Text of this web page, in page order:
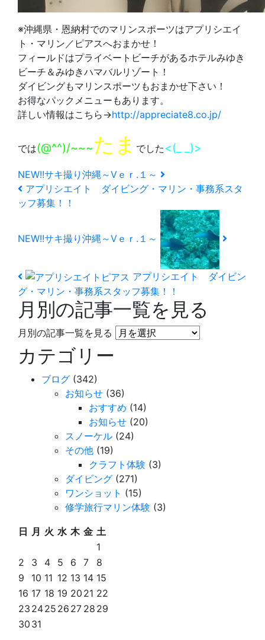
※沖縄県・恩納村でのマリンスポーツはアプリシエイ
ト・マリン／ピアスへおまかせ！
フィールドはプライベートビーチがあるホテルみゆき
ビーチ＆みゆきハマバルリゾート！
ダイビングもマリンスポーツもおまかせ下さい！
お得なパックメニューもあります。
詳しい情報はこちら→http://appreciate8.co.jp/
では(@^^)/~~~たま でした <(_ _)>
NEW!!サキ撮り沖縄～Vｅｒ.１～
アプリシエイト ダイビング・マリン・事務系スタ
ッフ募集！！
NEW!!サキ撮り沖縄～Vｅｒ.１～
アプリシエイト ダイビン
グ・マリン・事務系スタッフ募集！！
月別の記事一覧を見る
月別の記事一覧を見る
カテゴリー
ブログ (342)
お知らせ (36)
おすすめ (14)
お知らせ (20)
スノーケル (24)
その他 (19)
クラフト体験 (3)
ダイビング (271)
ワンショット (15)
修学旅行マリン体験 (3)
日 月 火 水 木 金 土
1
2
3 4 5 6 7
8
9
10 11 12 13 14 15
16 17 18 19 20 21 22
23 2425 26 27 28 29
30 31